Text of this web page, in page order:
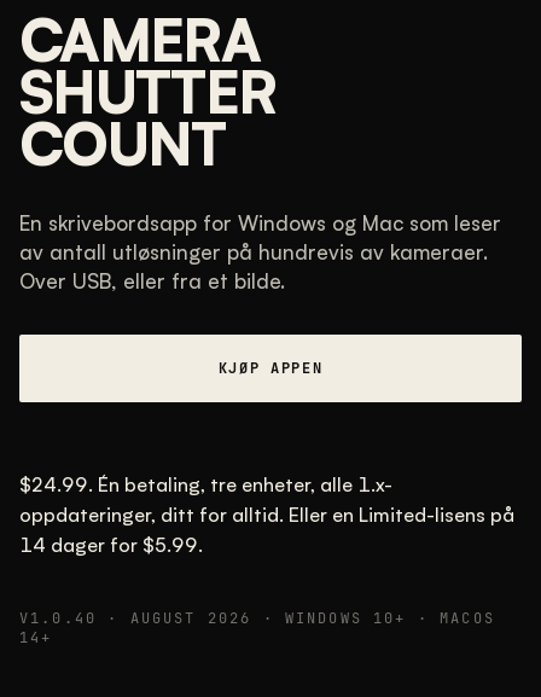
CAMERA
SHUTTER
COUNT
En skrivebordsapp for Windows og Mac som leser
av antall utløsninger på hundrevis av kameraer.
Over USB, eller fra et bilde.
KJØP APPEN
$24.99. Én betaling, tre enheter, alle 1.x-
oppdateringer, ditt for alltid. Eller en Limited-lisens på
14 dager for $5.99.
V1.0.40 · AUGUST 2026 · WINDOWS 10+ · MACOS
14+
17 % brukt av 150 000 oppgitt
med 58 000 som typisk verdi.